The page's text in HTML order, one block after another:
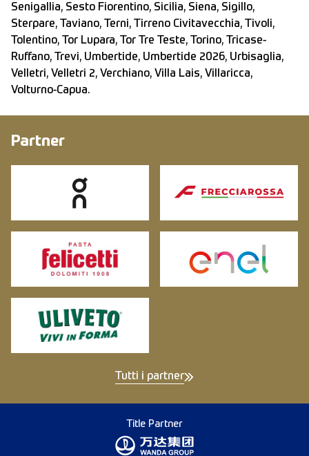
Senigallia, Sesto Fiorentino, Sicilia, Siena, Sigillo,
Sterpare, Taviano, Terni, Tirreno Civitavecchia, Tivoli,
Tolentino, Tor Lupara, Tor Tre Teste, Torino, Tricase-
Ruffano, Trevi, Umbertide, Umbertide 2026, Urbisaglia,
Velletri, Velletri 2, Verchiano, Villa Lais, Villaricca,
Volturno-Capua.
Partner
Tutti i partner
Title Partner